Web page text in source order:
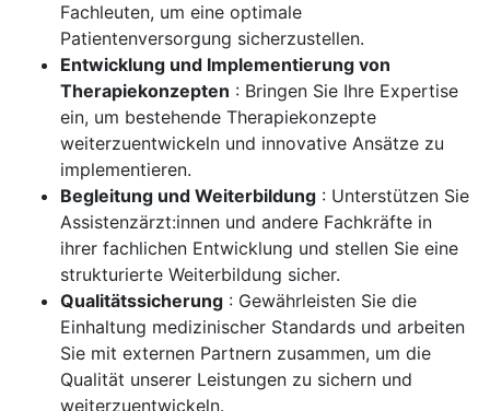
Fachleuten, um eine optimale
Patientenversorgung sicherzustellen.
Entwicklung und Implementierung von
Therapiekonzepten : Bringen Sie Ihre Expertise
ein, um bestehende Therapiekonzepte
weiterzuentwickeln und innovative Ansätze zu
implementieren.
Begleitung und Weiterbildung : Unterstützen Sie
Assistenzärzt:innen und andere Fachkräfte in
ihrer fachlichen Entwicklung und stellen Sie eine
strukturierte Weiterbildung sicher.
Qualitätssicherung : Gewährleisten Sie die
Einhaltung medizinischer Standards und arbeiten
Sie mit externen Partnern zusammen, um die
Qualität unserer Leistungen zu sichern und
weiterzuentwickeln.